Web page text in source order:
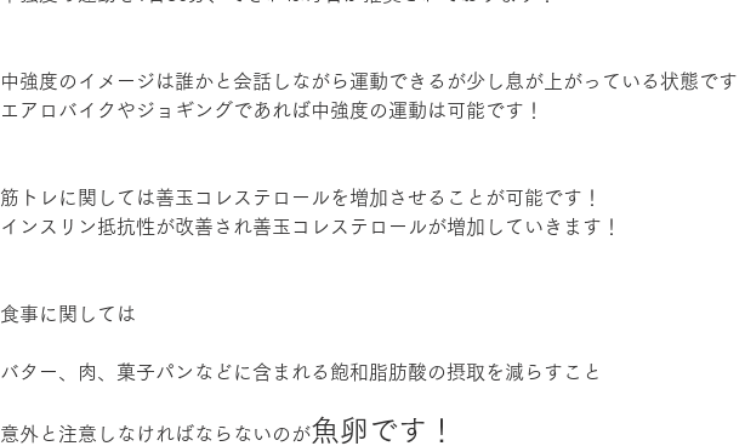
中強度のイメージは誰かと会話しながら運動できるが少し息が上がっている状態です
エアロバイクやジョギングであれば中強度の運動は可能です！
筋トレに関しては善玉コレステロールを増加させることが可能です！
インスリン抵抗性が改善され善玉コレステロールが増加していきます！
食事に関しては
バター、肉、菓子パンなどに含まれる飽和脂肪酸の摂取を減らすこと
意外と注意しなければならないのが魚卵です！